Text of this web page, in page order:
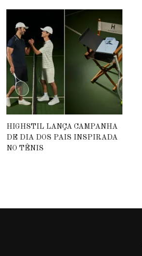
HIGHSTIL LANÇA CAMPANHA
DE DIA DOS PAIS INSPIRADA
NO TÊNIS